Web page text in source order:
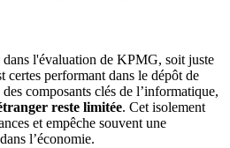
l'évaluation de KPMG, soit juste
certes performant dans le dépôt de
composants clés de l’informatique,
reste limitée. Cet isolement
et empêche souvent une
l’économie.